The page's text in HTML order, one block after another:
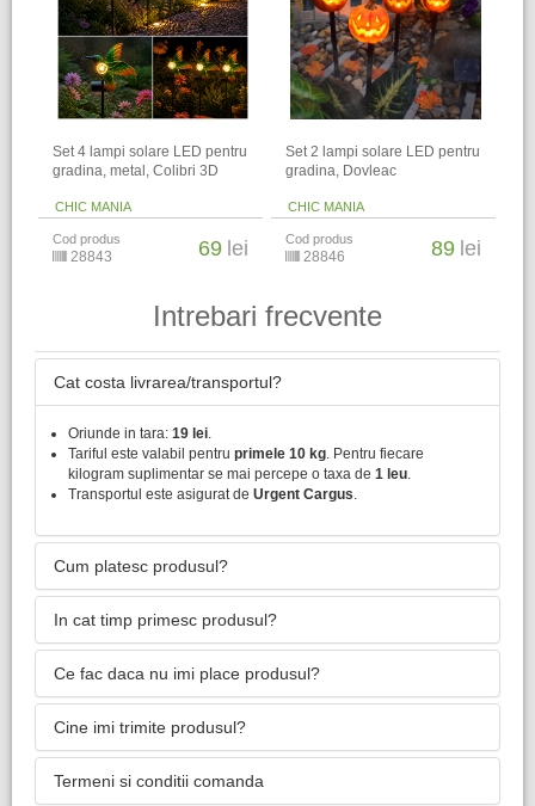
Set 4 lampi solare LED pentru
gradina, metal, Colibri 3D
CHIC MANIA
Cod produs
28843 69 lei
Set 2 lampi solare LED pentru
gradina, Dovleac
CHIC MANIA
Cod produs
28846 89 lei
Intrebari frecvente
Cat costa livrarea/transportul?
Oriunde in tara: 19 lei.
Tariful este valabil pentru primele 10 kg. Pentru fiecare
kilogram suplimentar se mai percepe o taxa de 1 leu.
Transportul este asigurat de Urgent Cargus.
Cum platesc produsul?
In cat timp primesc produsul?
Ce fac daca nu imi place produsul?
Cine imi trimite produsul?
Termeni si conditii comanda